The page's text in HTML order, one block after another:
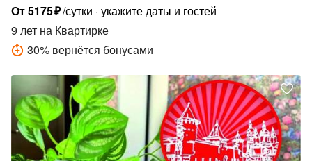
От5175₽/сутки укажите даты и гостей
9 лет на Квартирке
30% вернётся бонусами